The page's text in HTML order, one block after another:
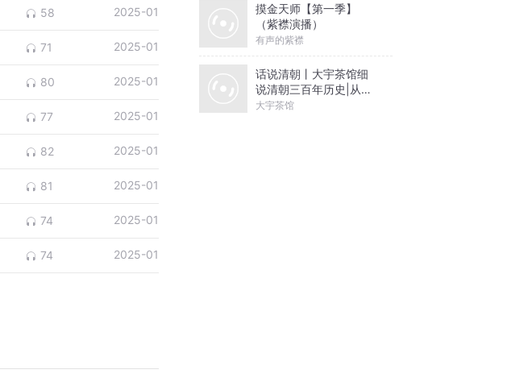
58 2025-01
71 2025-01
80 2025-01
77 2025-01
82 2025-01
81 2025-01
74 2025-01
74 2025-01
摸金天师【第一季】
（紫襟演播）
有声的紫襟
话说清朝丨大宇茶馆细
说清朝三百年历史|从努
尔哈赤到末代皇帝溥仪|
大宇茶馆